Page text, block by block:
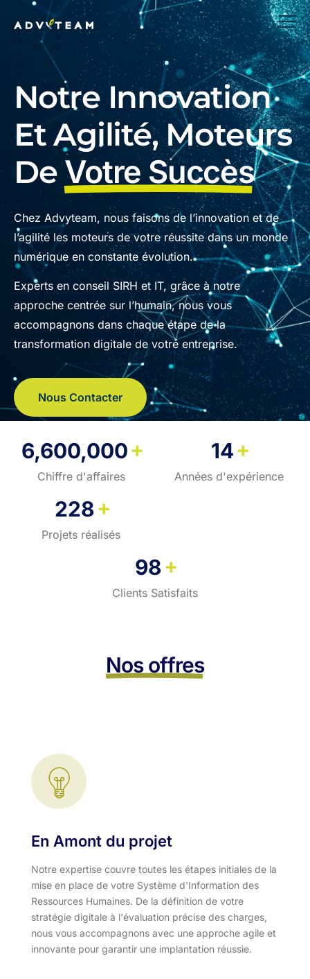
Notre Innovation
Et Agilité, Moteurs
De Votre Succès
Chez Advyteam, nous faisons de l’innovation et de
l’agilité les moteurs de votre réussite dans un monde
numérique en constante évolution.
Experts en conseil SIRH et IT, grâce à notre
approche centrée sur l’humain, nous vous
accompagnons dans chaque étape de la
transformation digitale de votre entreprise.
Nous Contacter
6,600,000+
Chiffre d'affaires
14+
Années d'expérience
228+
Projets réalisés
98+
Clients Satisfaits
Nos offres
En Amont du projet
Notre expertise couvre toutes les étapes initiales de la
mise en place de votre Système d'Information des
Ressources Humaines. De la définition de votre
stratégie digitale à l'évaluation précise des charges,
nous vous accompagnons avec une approche agile et
innovante pour garantir une implantation réussie.